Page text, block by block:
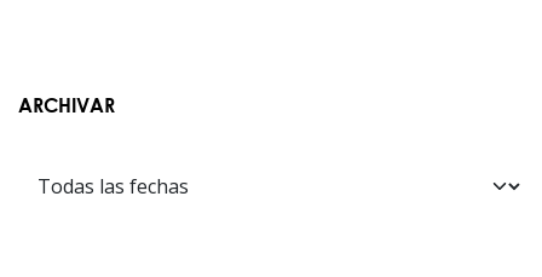
ARCHIVAR